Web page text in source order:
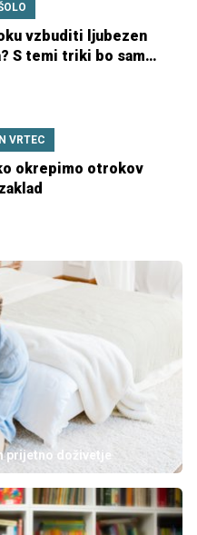
vzbuditi ljubezen
S temi triki bo sam
VRTEC
okrepimo otrokov
prijetno doživetje